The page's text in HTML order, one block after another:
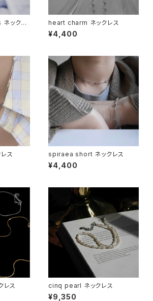
ックレ
heart charm ネックレス
¥4,400
ス spiraea short ネックレス
¥4,400
ス cinq pearl ネックレス
¥9,350